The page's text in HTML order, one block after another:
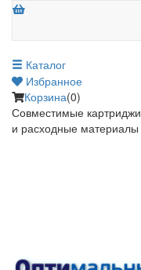
Каталог
Избранное
Корзина(0)
Совместимые картриджи
и расходные материалы